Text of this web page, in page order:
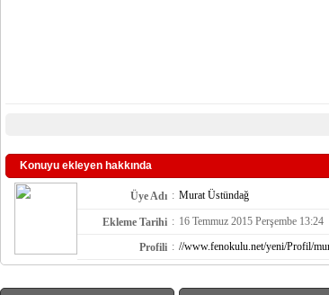
Konuyu ekleyen hakkında
Üye Adı : Murat Üstündağ
Ekleme Tarihi : 16 Temmuz 2015 Perşembe 13:24
Profili : //www.fenokulu.net/yeni/Profil/